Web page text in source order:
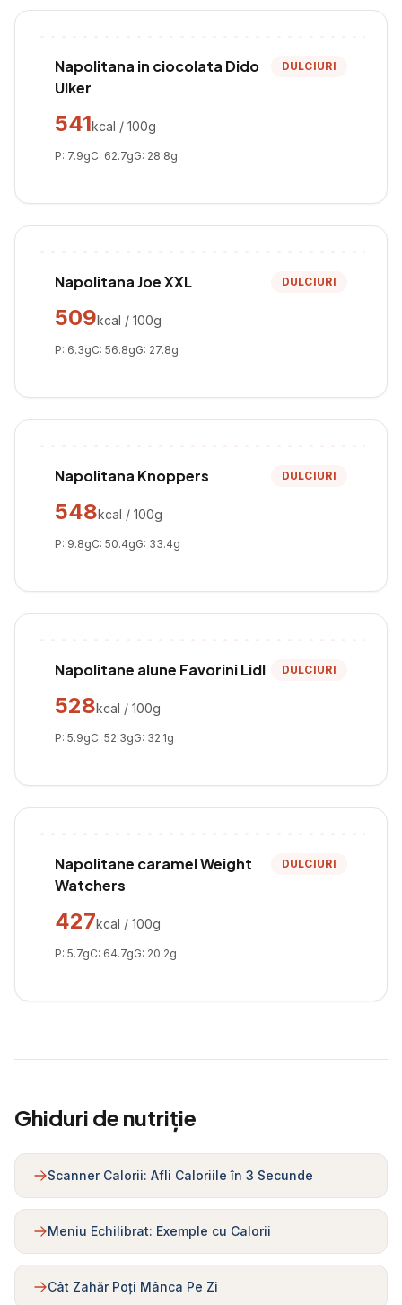
Napolitana in ciocolata Dido
Ulker
DULCIURI
541kcal / 100g
P: 7.9gC: 62.7gG: 28.8g
Napolitana Joe XXL DULCIURI
509kcal / 100g
P: 6.3gC: 56.8gG: 27.8g
Napolitana Knoppers DULCIURI
548kcal / 100g
P: 9.8gC: 50.4gG: 33.4g
Napolitane alune Favorini Lidl DULCIURI
528kcal / 100g
P: 5.9gC: 52.3gG: 32.1g
Napolitane caramel Weight
Watchers
DULCIURI
427kcal / 100g
P: 5.7gC: 64.7gG: 20.2g
Ghiduri de nutriție
Scanner Calorii: Afli Caloriile în 3 Secunde
Meniu Echilibrat: Exemple cu Calorii
Cât Zahăr Poți Mânca Pe Zi